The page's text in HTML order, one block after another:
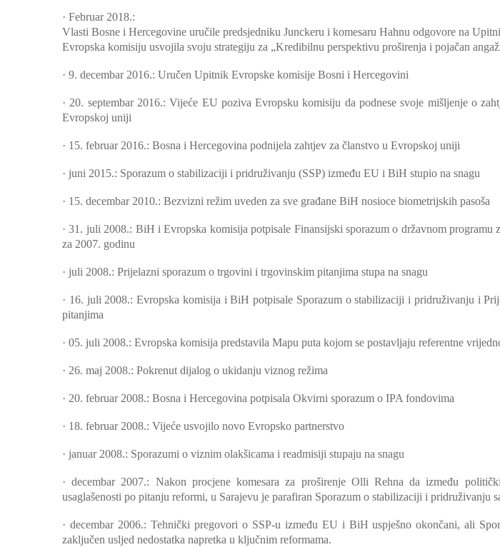
· Februar 2018.:
Vlasti Bosne i Hercegovine uručile predsjedniku Junckeru i komesaru Hahnu odgovore na
Evropska komisiju usvojila svoju strategiju za „Kredibilnu perspektivu proširenja i pojačan
· 9. decembar 2016.: Uručen Upitnik Evropske komisije Bosni i Hercegovini
· 20. septembar 2016.: Vijeće EU poziva Evropsku komisiju da podnese svoje mišljenje o
Evropskoj uniji
· 15. februar 2016.: Bosna i Hercegovina podnijela zahtjev za članstvo u Evropskoj uniji
· juni 2015.: Sporazum o stabilizaciji i pridruživanju (SSP) između EU i BiH stupio na snagu
· 15. decembar 2010.: Bezvizni režim uveden za sve građane BiH nosioce biometrijskih pasoša
·31. juli 2008.: BiH i Evropska komisija potpisale Finansijski sporazum o državnom programu
za 2007. godinu
· juli 2008.: Prijelazni sporazum o trgovini i trgovinskim pitanjima stupa na snagu
· 16. juli 2008.: Evropska komisija i BiH potpisale Sporazum o stabilizaciji i pridruživanju i
pitanjima
· 05. juli 2008.: Evropska komisija predstavila Mapu puta kojom se postavljaju referentne
· 26. maj 2008.: Pokrenut dijalog o ukidanju viznog režima
· 20. februar 2008.: Bosna i Hercegovina potpisala Okvirni sporazum o IPA fondovima
· 18. februar 2008.: Vijeće usvojilo novo Evropsko partnerstvo
· januar 2008.: Sporazumi o viznim olakšicama i readmisiji stupaju na snagu
·decembar 2007.: Nakon procjene komesara za proširenje Olli Rehna da između
usaglašenosti po pitanju reformi, u Sarajevu je parafiran Sporazum o stabilizaciji i pridruživanju
· decembar 2006.: Tehnički pregovori o SSP-u između EU i BiH uspješno okončani, ali
zaključen usljed nedostatka napretka u ključnim reformama.